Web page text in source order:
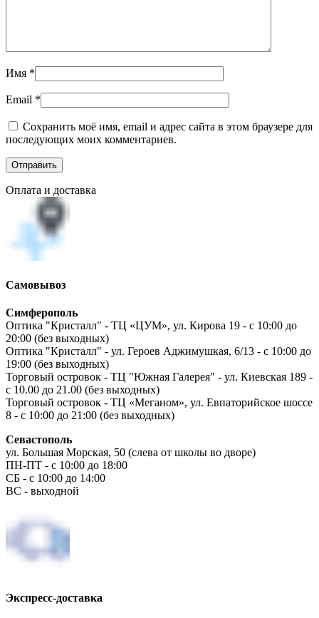
Имя *
Email *
Сохранить моё имя, email и адрес сайта в этом браузере для
последующих моих комментариев.
Оплата и доставка
Самовывоз
Симферополь
Оптика "Кристалл" - ТЦ «ЦУМ», ул. Кирова 19 - с 10:00 до
20:00 (без выходных)
Оптика "Кристалл" - ул. Героев Аджимушкая, 6/13 - с 10:00 до
19:00 (без выходных)
Торговый островок - ТЦ "Южная Галерея" - ул. Киевская 189 -
с 10.00 до 21.00 (без выходных)
Торговый островок - ТЦ «Меганом», ул. Евпаторийское шоссе
8 - с 10:00 до 21:00 (без выходных)
Севастополь
ул. Большая Морская, 50 (слева от школы во дворе)
ПН-ПТ - с 10:00 до 18:00
СБ - с 10:00 до 14:00
ВС - выходной
Экспресс-доставка